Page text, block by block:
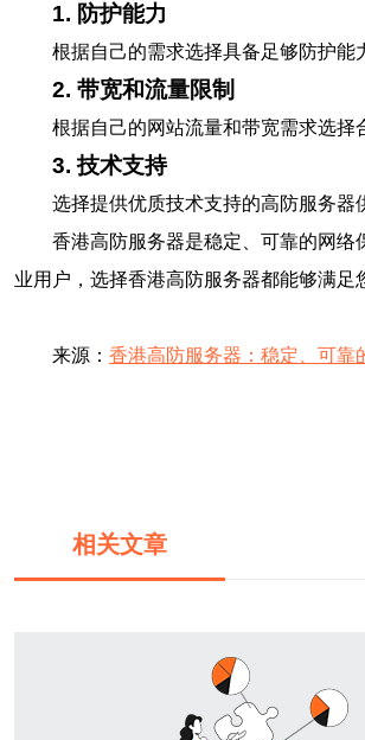
1. 防护能力
根据自己的需求选择具备足够防护能
2. 带宽和流量限制
根据自己的网站流量和带宽需求选择
3. 技术支持
选择提供优质技术支持的高防服务器
香港高防服务器是稳定、可靠的网
业用户，选择香港高防服务器都能够满足
来源： 香港高防服务器：稳定、可靠
相关文章